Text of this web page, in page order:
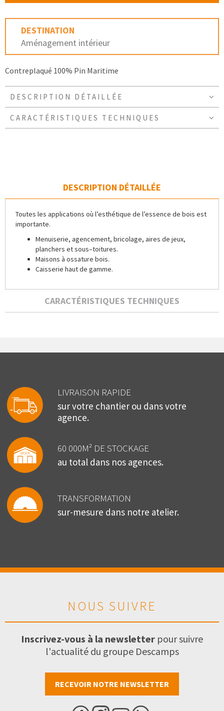
DESTINATION
Aménagement intérieur
Contreplaqué 100% Pin Maritime
DESCRIPTION DÉTAILLÉE
CARACTÉRISTIQUES TECHNIQUES
DESCRIPTION DÉTAILLÉE
Toutes les applications où l’esthétique de l’essence de bois est
importante.
Menuiserie, agencement, bricolage, aires de jeux,
planchers et sous–toitures.
Maisons à ossature bois.
Caisserie haut de gamme.
CARACTÉRISTIQUES TECHNIQUES
LIVRAISON RAPIDE
sur votre chantier ou dans votre
agence.
60 000M² DE STOCKAGE
au total dans nos agences.
TRANSFORMATION
sur-mesure dans notre atelier.
NOUS SUIVRE
Inscrivez-vous à la newsletter pour suivre
l'actualité du groupe Descamps
RECEVOIR NOTRE NEWSLETTER